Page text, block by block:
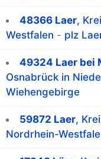
48366 Laer,
Westfalen - plz
49324 Laer bei
Osnabrück in
Wiehengebirge
59872 Laer,
Nordrhein-